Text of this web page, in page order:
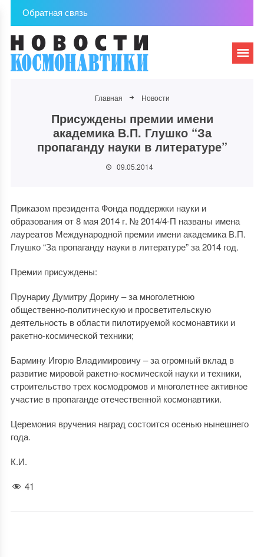
Обратная связь
Главная Новости
Присуждены премии имени
академика В.П. Глушко “За
пропаганду науки в литературе”
09.05.2014
Приказом президента Фонда поддержки науки и
образования от 8 мая 2014 г. № 2014/4-П названы имена
лауреатов Международной премии имени академика В.П.
Глушко “За пропаганду науки в литературе” за 2014 год.
Премии присуждены:
Прунариу Думитру Дорину – за многолетнюю
общественно-политическую и просветительскую
деятельность в области пилотируемой космонавтики и
ракетно-космической техники;
Бармину Игорю Владимировичу – за огромный вклад в
развитие мировой ракетно-космической науки и техники,
строительство трех космодромов и многолетнее активное
участие в пропаганде отечественной космонавтики.
Церемония вручения наград состоится осенью нынешнего
года.
К.И.
41